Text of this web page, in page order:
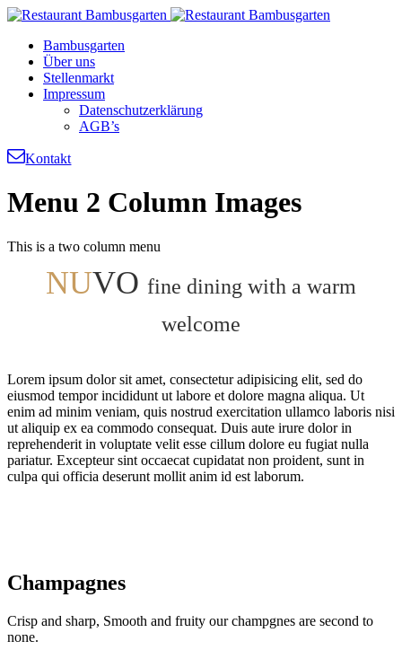
Bambusgarten
Über uns
Stellenmarkt
Impressum
Datenschutzerklärung
AGB’s
Kontakt
Menu 2 Column Images
This is a two column menu
NUVO fine dining with a warm
welcome
Lorem ipsum dolor sit amet, consectetur adipisicing elit, sed do
eiusmod tempor incididunt ut labore et dolore magna aliqua. Ut
enim ad minim veniam, quis nostrud exercitation ullamco laboris nisi
ut aliquip ex ea commodo consequat. Duis aute irure dolor in
reprehenderit in voluptate velit esse cillum dolore eu fugiat nulla
pariatur. Excepteur sint occaecat cupidatat non proident, sunt in
culpa qui officia deserunt mollit anim id est laborum.
Champagnes
Crisp and sharp, Smooth and fruity our champgnes are second to
none.